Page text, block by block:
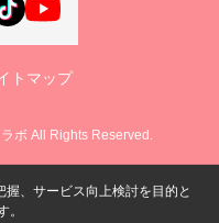
トマップ
ボ All Rights Reserved.
、サービス向上検討を目的と
。